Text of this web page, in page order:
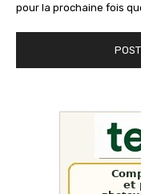
pour la prochaine fois